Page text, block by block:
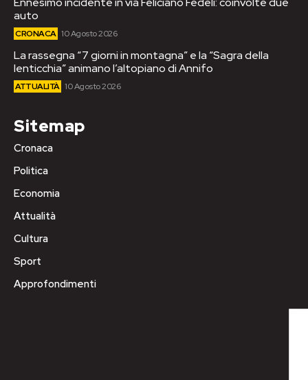
auto
CRONACA 10 Agosto 2026
La rassegna “7 giorni in montagna” e la “Sagra della
lenticchia” animano l’altopiano di Annifo
ATTUALITÀ 10 Agosto 2026
Sitemap
Cronaca
Politica
Economia
Attualità
Cultura
Sport
Approfondimenti